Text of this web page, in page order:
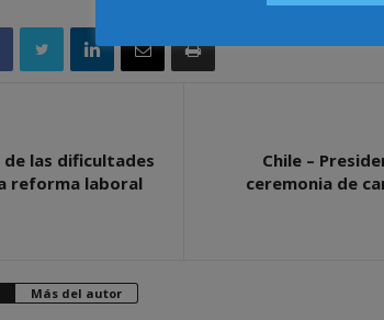
las dificultades
reforma laboral
Chile –
ceremonia de
Más del autor